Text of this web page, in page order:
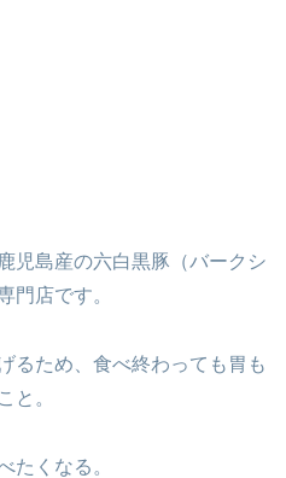
児島産の六白黒豚（バークシ
門店です。
るため、食べ終わっても胃も
と。
たくなる。